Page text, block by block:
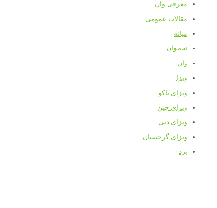
معرفی وان
مقالات عمومی
میانه
نخجوان
وان
ویزا
ویزای باکو
ویزای چین
ویزای دبی
ویزای گرجستان
یزد